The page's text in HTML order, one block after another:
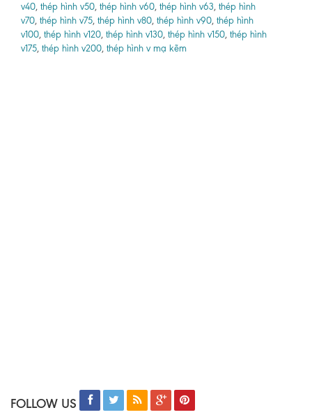
v40, thép hình v50, thép hình v60, thép hình v63, thép hình
v70, thép hình v75, thép hình v80, thép hình v90, thép hình
v100, thép hình v120, thép hình v130, thép hình v150, thép hình
v175, thép hình v200, thép hình v mạ kẽm
FOLLOW US